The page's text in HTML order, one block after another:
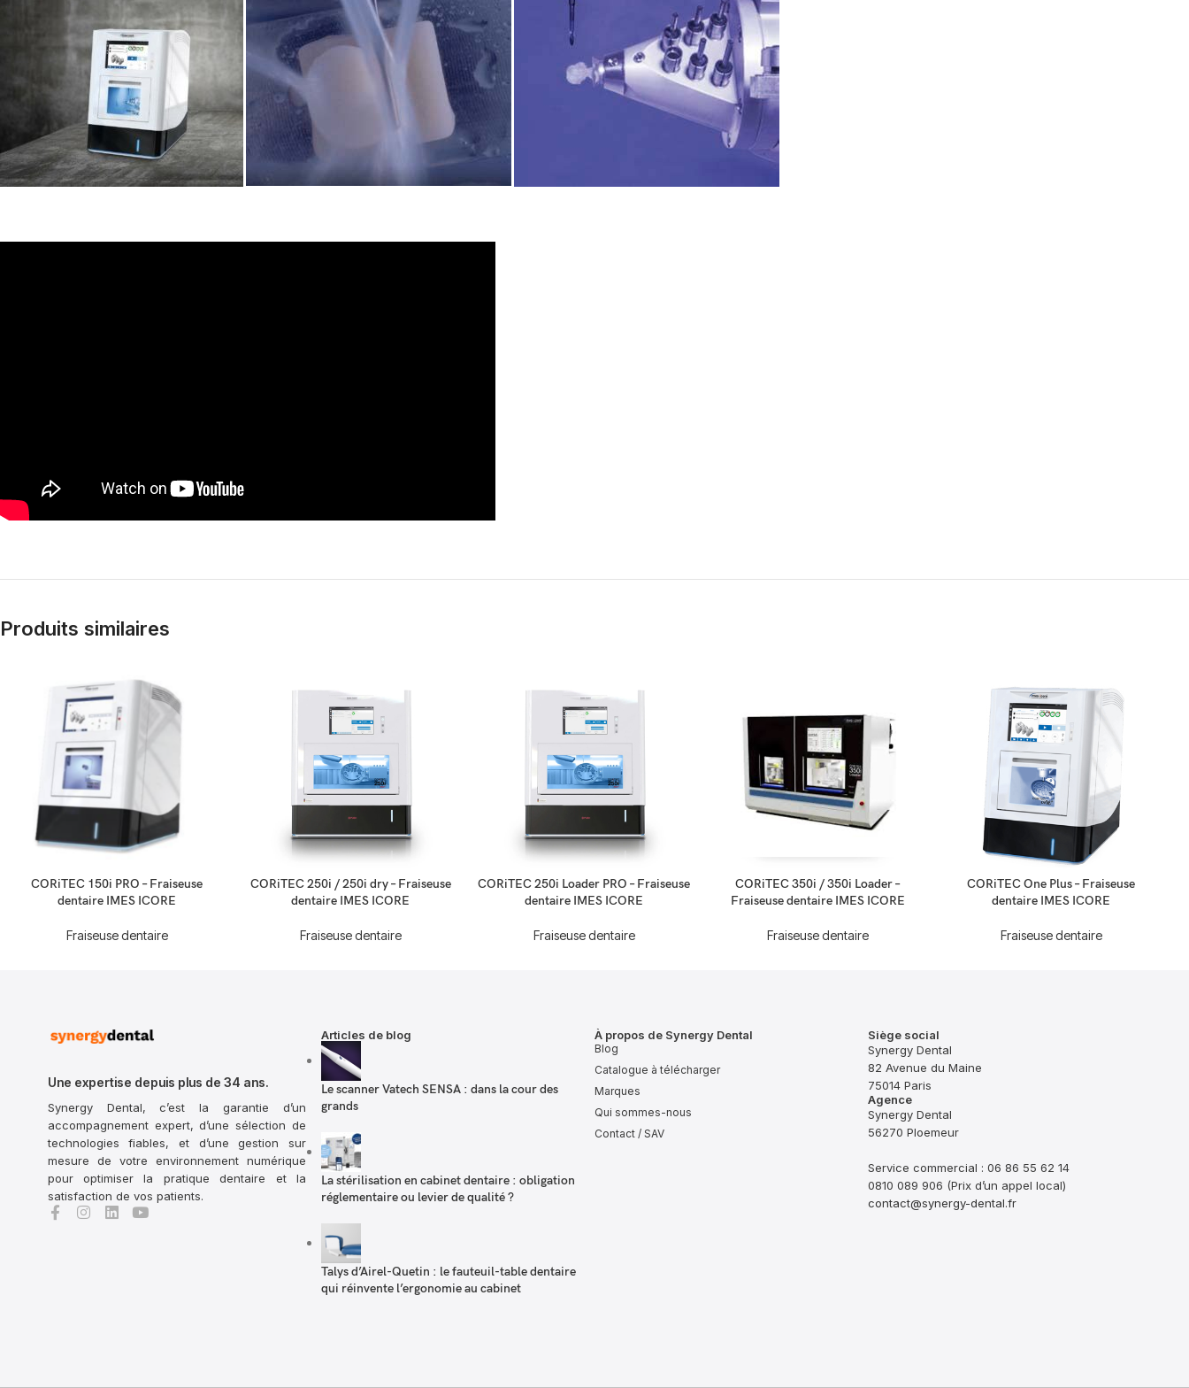
Produits similaires
CORiTEC 150i PRO – Fraiseuse
dentaire IMES ICORE
Fraiseuse dentaire
CORiTEC 250i / 250i dry – Fraiseuse
dentaire IMES ICORE
Fraiseuse dentaire
CORiTEC 250i Loader PRO – Fraiseuse
dentaire IMES ICORE
Fraiseuse dentaire
CORiTEC 350i / 350i Loader –
Fraiseuse dentaire IMES ICORE
Fraiseuse dentaire
CORiTEC One Plus – Fraiseuse
dentaire IMES ICORE
Fraiseuse dentaire
Une expertise depuis plus de 34 ans.
Synergy Dental, c’est la garantie d’un
accompagnement expert, d’une sélection de
technologies fiables, et d’une gestion sur
mesure de votre environnement numérique
pour optimiser la pratique dentaire et la
satisfaction de vos patients.
Articles de blog
Le scanner Vatech SENSA : dans la cour des
grands
La stérilisation en cabinet dentaire : obligation
réglementaire ou levier de qualité ?
Talys d’Airel-Quetin : le fauteuil-table dentaire
qui réinvente l’ergonomie au cabinet
À propos de Synergy Dental
Blog
Catalogue à télécharger
Marques
Qui sommes-nous
Contact / SAV
Siège social
Synergy Dental
82 Avenue du Maine
75014 Paris
Agence
Synergy Dental
56270 Ploemeur
Service commercial : 06 86 55 62 14
0810 089 906 (Prix d’un appel local)
contact@synergy-dental.fr